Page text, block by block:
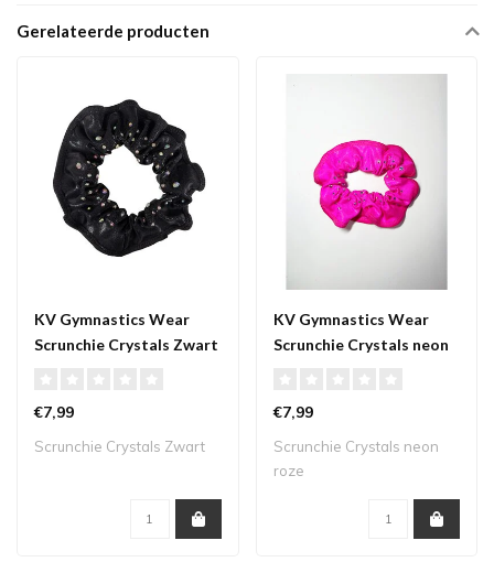
Gerelateerde producten
KV Gymnastics Wear
Scrunchie Crystals Zwart
€7,99
Scrunchie Crystals Zwart
KV Gymnastics Wear
Scrunchie Crystals neon
€7,99
Scrunchie Crystals neon
roze